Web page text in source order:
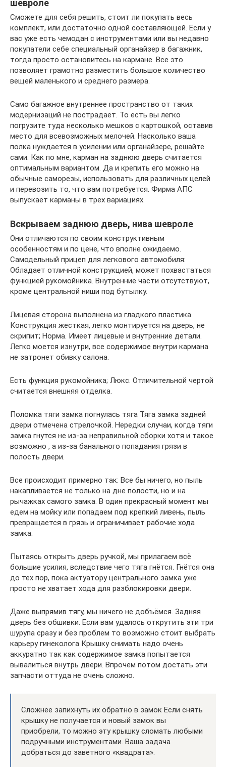
шевроле
Сможете для себя решить, стоит ли покупать весь
комплект, или достаточно одной составляющей. Если у
вас уже есть чемодан с инструментами или вы недавно
покупатели себе специальный органайзер в багажник,
тогда просто остановитесь на кармане. Все это
позволяет грамотно разместить большое количество
вещей маленького и среднего размера.
Само багажное внутреннее пространство от таких
модернизаций не пострадает. То есть вы легко
погрузите туда несколько мешков с картошкой, оставив
место для всевозможных мелочей. Насколько ваша
полка нуждается в усилении или органайзере, решайте
сами. Как по мне, карман на заднюю дверь считается
оптимальным вариантом. Да и крепить его можно на
обычные саморезы, использовать для различных целей
и перевозить то, что вам потребуется. Фирма АПС
выпускает карманы в трех вариациях.
Вскрываем заднюю дверь, нива шевроле
Они отличаются по своим конструктивным
особенностям и по цене, что вполне ожидаемо.
Самодельный прицеп для легкового автомобиля:
Обладает отличной конструкцией, может похвастаться
функцией рукомойника. Внутренние части отсутствуют,
кроме центральной ниши под бутылку.
Лицевая сторона выполнена из гладкого пластика.
Конструкция жесткая, легко монтируется на дверь, не
скрипит; Норма. Имеет лицевые и внутренние детали.
Легко моется изнутри, все содержимое внутри кармана
не затронет обивку салона.
Есть функция рукомойника; Люкс. Отличительной чертой
считается внешняя отделка.
Поломка тяги замка погнулась тяга Тяга замка задней
двери отмечена стрелочкой. Нередки случаи, когда тяги
замка гнутся не из-за неправильной сборки хотя и такое
возможно , а из-за банального попадания грязи в
полость двери.
Все происходит примерно так: Все бы ничего, но пыль
накапливается не только на дне полости, но и на
рычажках самого замка. В один прекрасный момент мы
едем на мойку или попадаем под крепкий ливень, пыль
превращается в грязь и ограничивает рабочие хода
замка.
Пытаясь открыть дверь ручкой, мы прилагаем всё
большие усилия, вследствие чего тяга гнётся. Гнётся она
до тех пор, пока актуатору центрального замка уже
просто не хватает хода для разблокировки двери.
Даже выпрямив тягу, мы ничего не добъёмся. Задняя
дверь без обшивки. Если вам удалось открутить эти три
шурупа сразу и без проблем то возможно стоит выбрать
карьеру гинеколога Крышку снимать надо очень
аккуратно так как содержимое замка попытается
вывалиться внутрь двери. Впрочем потом достать эти
запчасти оттуда не очень сложно.
Сложнее запихнуть их обратно в замок Если снять
крышку не получается и новый замок вы
приобрели, то можно эту крышку сломать любыми
подручными инструментами. Ваша задача
добраться до заветного «квадрата».